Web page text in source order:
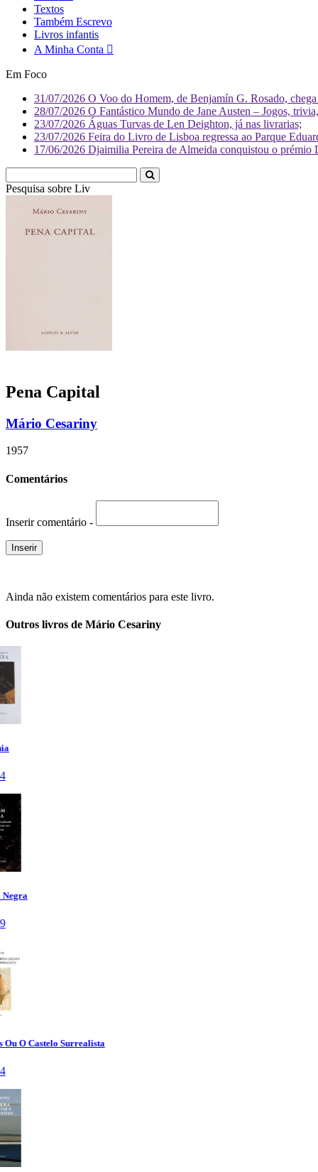
Textos
Também Escrevo
Livros infantis
A Minha Conta
Em Foco
31/07/2026 O Voo do Homem, de Benjamín G. Rosado,
28/07/2026 O Fantástico Mundo de Jane Austen – Jogos,
23/07/2026 Águas Turvas de Len Deighton, já nas livrarias;
23/07/2026 Feira do Livro de Lisboa regressa ao Parque
17/06/2026 Djaimilia Pereira de Almeida conquistou o
Pesquisa sobre Literatura
Pena Capital
Mário Cesariny
1957
Comentários
Inserir comentário -
Ainda não existem comentários para este livro.
Outros livros de Mário Cesariny